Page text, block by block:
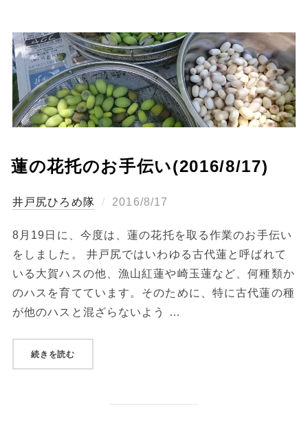
蓮の花托のお手伝い(2016/8/17)
ひろめ隊
投
日:
2016/8/17
8月19日に、今度は、蓮の花托を取る作業のお手伝い
をしました。 井戸尻ではいわゆる古代蓮と呼ばれて
いる大賀ハスの他、漁山紅蓮や崎玉蓮など、何種類か
のハスを育てています。そのために、特に古代蓮の種
が他のハスと混ざらないよう …
続きを読む